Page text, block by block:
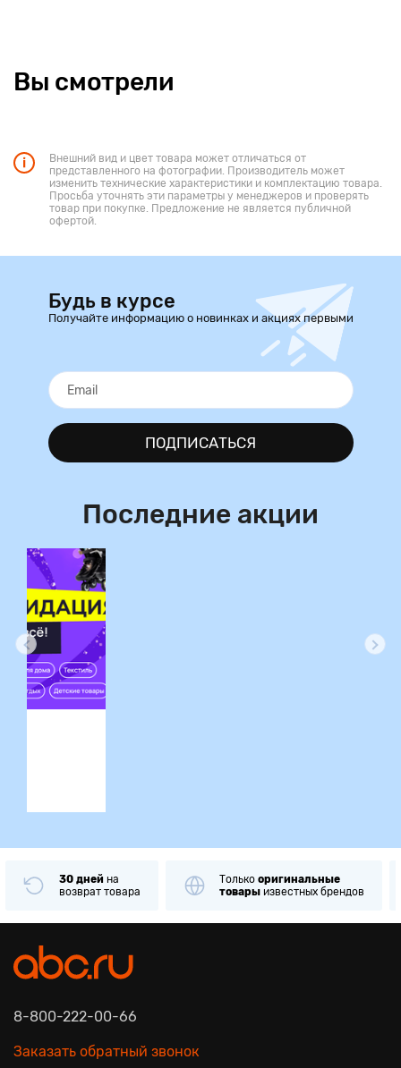
Вы смотрели
Внешний вид и цвет товара может отличаться от
представленного на фотографии. Производитель может
изменить технические характеристики и комплектацию товара.
Просьба уточнять эти параметры у менеджеров и проверять
товар при покупке. Предложение не является публичной
офертой.
Будь в курсе
Получайте информацию о новинках и акциях первыми
ПОДПИСАТЬСЯ
Последние акции
30 дней на
возврат товара
Только оригинальные
товары известных брендов
8-800-222-00-66
Заказать обратный звонок